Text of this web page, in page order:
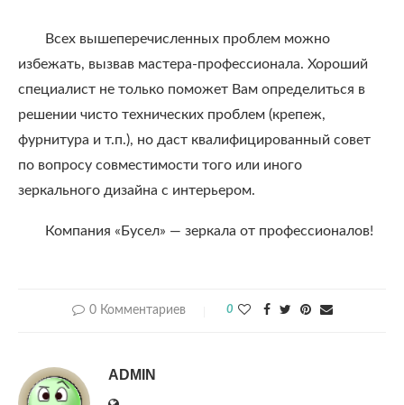
Всех вышеперечисленных проблем можно
избежать, вызвав мастера-профессионала. Хороший
специалист не только поможет Вам определиться в
решении чисто технических проблем (крепеж,
фурнитура и т.п.), но даст квалифицированный совет
по вопросу совместимости того или иного
зеркального дизайна с интерьером.
Компания «Бусел» — зеркала от профессионалов!
0 Комментариев 0
ADMIN